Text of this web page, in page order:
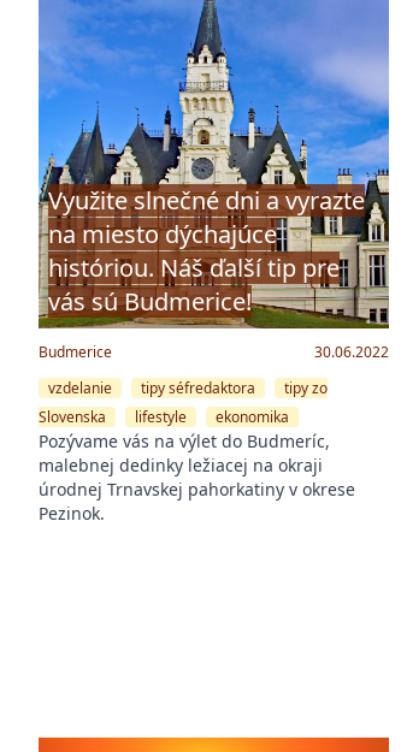
Využite slnečné dni a vyrazte
na miesto dýchajúce
históriou. Náš ďalší tip pre
vás sú Budmerice!
Budmerice
30.06.2022
vzdelanie
tipy séfredaktora
tipy zo
Slovenska
lifestyle ekonomika
Pozývame vás na výlet do Budmeríc,
malebnej dedinky ležiacej na okraji
úrodnej Trnavskej pahorkatiny v okrese
Pezinok.